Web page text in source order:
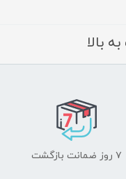
بالا
۷ روز ضمانت بازگشت